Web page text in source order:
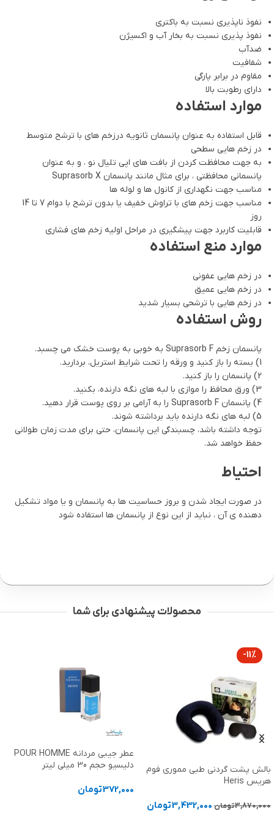
نفوذ ناپذیری نسبت به باکتری
نفوذ پذیری نسبت به بخار آب و اکسیژن
ضدآب
شفافیت
مقاوم در برابر پارگی
دارای رطوبت بالا
موارد استفاده
قابل استفاده به عنوان پانسمان ثانویه درزخم های با ترشح متوسط
در زخم هایی سطحی
به جهت محافظت کردن از بافت های اپی تلیال نو ، و به عنوان
پانسمانی محافظتی ، برای مثال مانند پانسمان Suprasorb X
مناسب جهت نگهداری از کانول ها و لوله ها
مناسب جهت زخم های با تراوش خفیف یا بدون ترشح با دوام 7 تا 14
روز
قابلیت کاربرد جهت پیشگیری در مراحل اولیه زخم های فشاری
موارد منع استفاده
در زخم هایی عفونی
در زخم هایی عمیق
در زخم هایی با ترشحی بسیار شدید
روش استفاده
پانسمان زخم Suprasorb F به خوبی به پوست خشک می چسبد.
1) بسته را باز کنید و ورقه را تحت شرایط استریل، بردارید.
2) پانسمان را باز کنید.
3) ورق محافظ را موازی با لبه های نگه دارنده، بکنید.
4) پانسمان Suprasorb F را به آرامی بر روی پوست قرار دهید.
5) لبه های نگه دارنده باید برداشته شوند.
توجه داشته باشد، چسبندگی این پانسمان، حتی برای مدت زمان طولانی
حفظ خواهد شد.
احتیاط
در صورت ایجاد شدن و بروز حساسیت ها به پانسمان و یا مواد تشکیل
دهنده ی آن ، نباید از این نوع از پانسمان ها استفاده شود
محصولات پیشنهادی برای شما
-11%
بالش پشت گردنی طبی مموری فوم
هریس Heris
3,870,000تومان 3,432,000تومان
عطر جیبی مردانه POUR HOMME
دلیسیو حجم 30 میلی لیتر
372,000تومان